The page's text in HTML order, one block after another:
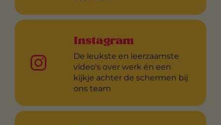
Instagram
De leukste en leerzaamste
video's over werk én een
kijkje achter de schermen bij
ons team